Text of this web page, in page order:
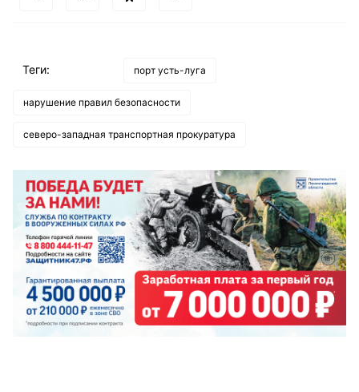
Теги: порт усть-луга
нарушение правил безопасности
северо-западная транспортная прокуратура